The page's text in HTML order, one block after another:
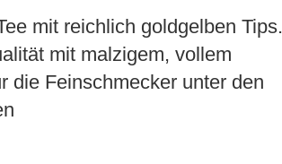
mit reichlich goldgelben Tips.
mit malzigem, vollem
die Feinschmecker unter den